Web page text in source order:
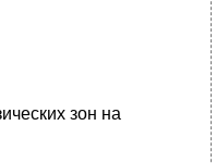
зон на